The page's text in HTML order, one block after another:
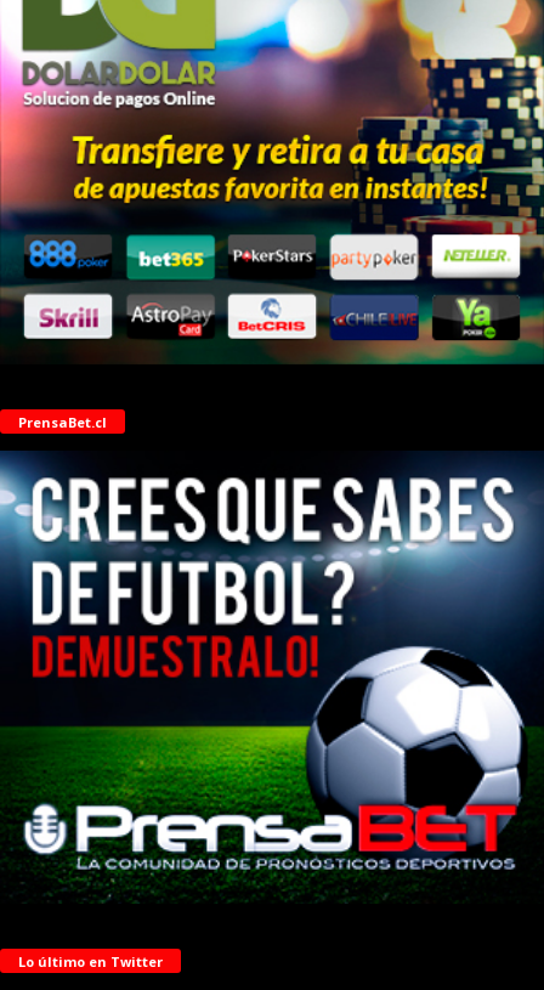
PrensaBet.cl
Lo último en Twitter